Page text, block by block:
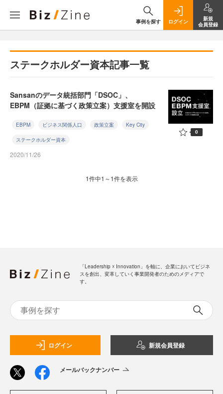
事例を探す ログイン
新規
会員登録
ステークホルダー資本記事一覧
Sansanのデータ統括部門「DSOC」、
EBPM（証拠に基づく政策立案）支援室を開設
EBPM ビジネス関係人口 政策立案 Key City
ステークホルダー資本
2020/11/26
0
1件中1～1件を表示
「Leadership ☓ Innovation」を軸に、企業においてビジネ
スを創出、変革していく事業開発者のためのメディアで
す。
ログイン 新規会員登録
メールバックナンバー